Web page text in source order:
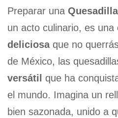
Preparar una
un acto culinario, es una
deliciosaque no
de México, las
versátil
que ha
el mundo. Imagina un
bien sazonada, unido a